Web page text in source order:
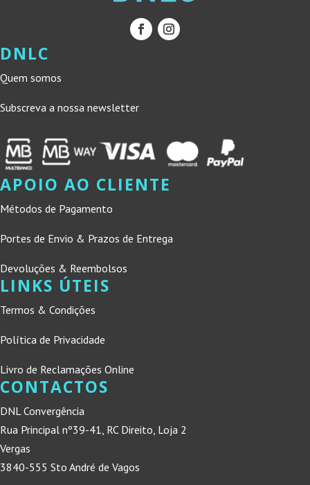
DNLC
Quem somos
Subscreva a nossa newsletter
APOIO AO CLIENTE
Métodos de Pagamento
Portes de Envio & Prazos de Entrega
Devoluções & Reembolsos
LINKS ÚTEIS
Termos & Condições
Política de Privacidade
Livro de Reclamações Online
CONTACTOS
DNL Convergência
Rua Principal nº39-41, RC Direito, Loja 2
Vergas
3840-555 Sto André de Vagos